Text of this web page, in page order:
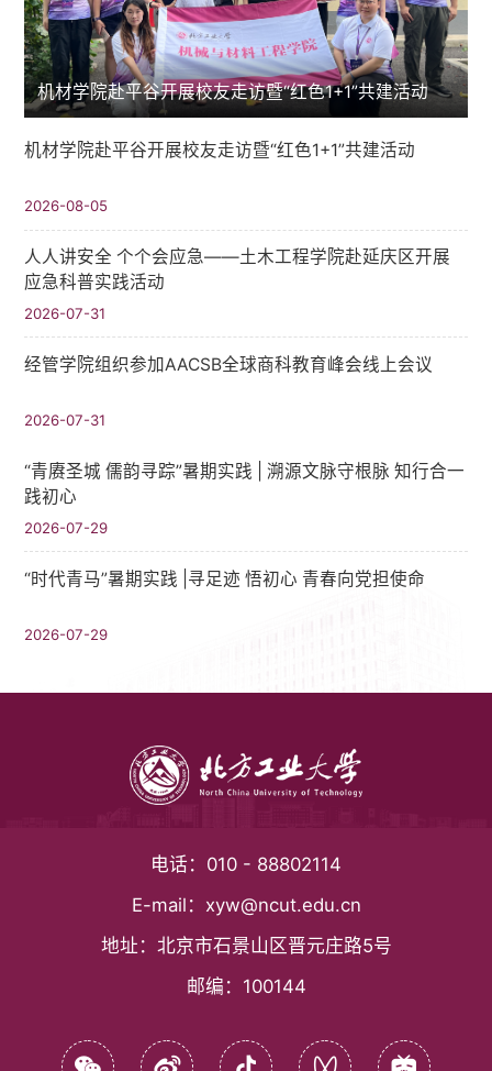
机材学院赴平谷开展校友走访暨“红色1+1”共建活动
机材学院赴平谷开展校友走访暨“红色1+1”共建活动
2026-08-05
人人讲安全 个个会应急——土木工程学院赴延庆区开展
应急科普实践活动
2026-07-31
经管学院组织参加AACSB全球商科教育峰会线上会议
2026-07-31
“青赓圣城 儒韵寻踪”暑期实践​ | 溯源文脉守根脉 知行合一
践初心
2026-07-29
“时代青马”暑期实践 |寻足迹 悟初心 青春向党担使命
2026-07-29
电话： 010 - 88802114
E-mail： xyw@ncut.edu.cn
地址： 北京市石景山区晋元庄路5号
邮编： 100144